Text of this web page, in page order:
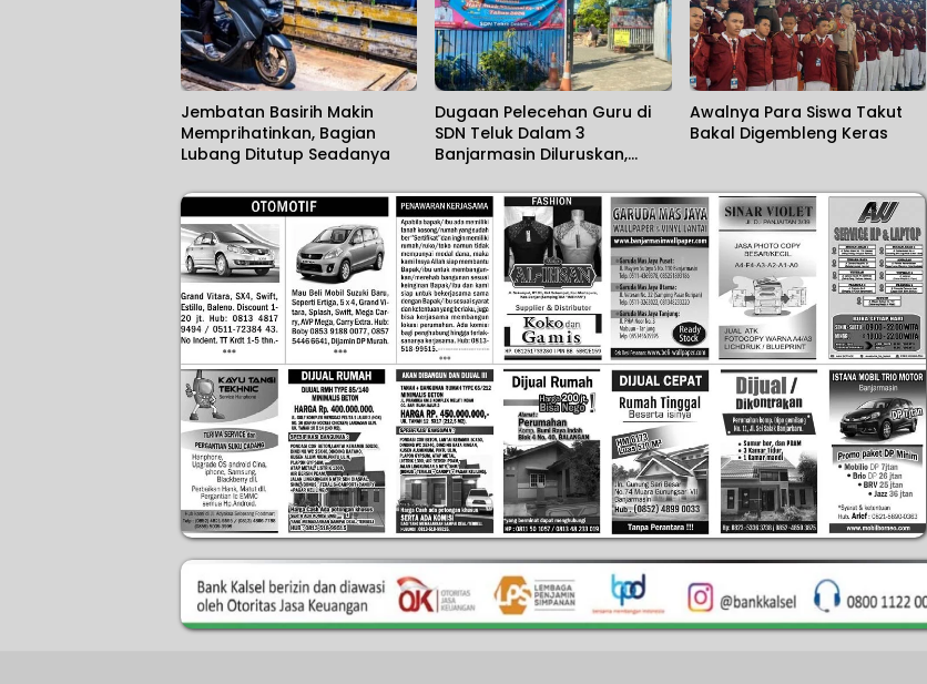
Jembatan Basirih Makin
Memprihatinkan, Bagian
Lubang Ditutup Seadanya
Dugaan Pelecehan Guru di
SDN Teluk Dalam 3
Banjarmasin Diluruskan,
Awalnya Para Siswa Takut
Bakal Digembleng Keras